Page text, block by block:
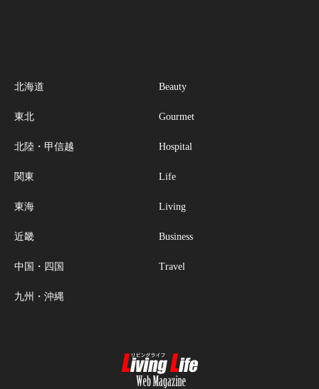
北海道
東北
北陸・甲信越
関東
東海
近畿
中国・四国
九州・沖縄
Beauty
Gourmet
Hospital
Life
Living
Business
Travel